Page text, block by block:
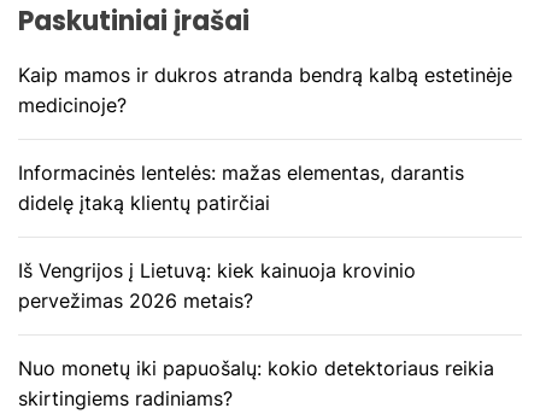
a
t
a
r
p
į
r
a
Paskutiniai įrašai
Kaip mamos ir dukros atranda bendrą kalbą estetinėje
medicinoje?
Informacinės lentelės: mažas elementas, darantis
didelę įtaką klientų patirčiai
Iš Vengrijos į Lietuvą: kiek kainuoja krovinio
pervežimas 2026 metais?
Nuo monetų iki papuošalų: kokio detektoriaus reikia
skirtingiems radiniams?